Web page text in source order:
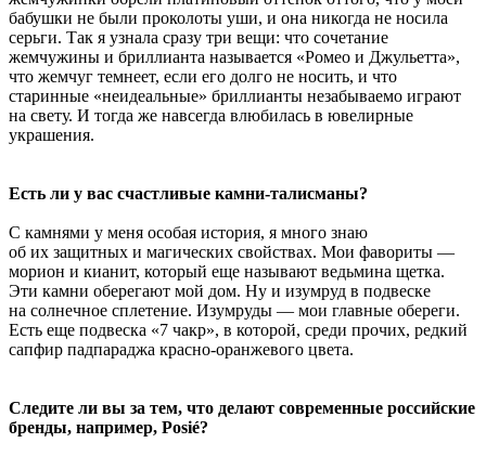
бабушки не были проколоты уши, и она никогда не носила
серьги. Так я узнала сразу три вещи: что сочетание
жемчужины и бриллианта называется «Ромео и Джульетта»,
что жемчуг темнеет, если его долго не носить, и что
старинные «неидеальные» бриллианты незабываемо играют
на свету. И тогда же навсегда влюбилась в ювелирные
украшения.
Есть ли у вас счастливые камни-талисманы?
С камнями у меня особая история, я много знаю
об их защитных и магических свойствах. Мои фавориты —
морион и кианит, который еще называют ведьмина щетка.
Эти камни оберегают мой дом. Ну и изумруд в подвеске
на солнечное сплетение. Изумруды — мои главные обереги.
Есть еще подвеска «7 чакр», в которой, среди прочих, редкий
сапфир падпараджа красно-оранжевого цвета.
Следите ли вы за тем, что делают современные российские
бренды, например, Posié?